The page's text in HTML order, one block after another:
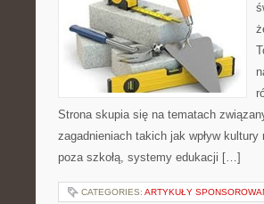
Strona skupia się na tematach
zagadnieniach takich jak wpływ
poza szkołą, systemy edukacji […]
CATEGORIES: ARTYKUŁY